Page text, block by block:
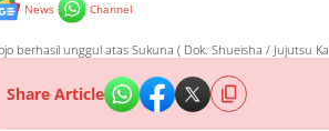
News Channel
berhasil unggul atas Sukuna ( Dok. Shueisha / Jujutsu
Share Article